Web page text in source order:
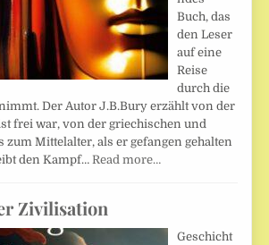
Buch, das
den Leser
auf eine
Reise
durch die
Der Autor J.B.Bury erzählt von der
frei war, von der griechischen und
zum Mittelalter, als er gefangen gehalten
den Kampf…Read more…
Zivilisation
Geschicht